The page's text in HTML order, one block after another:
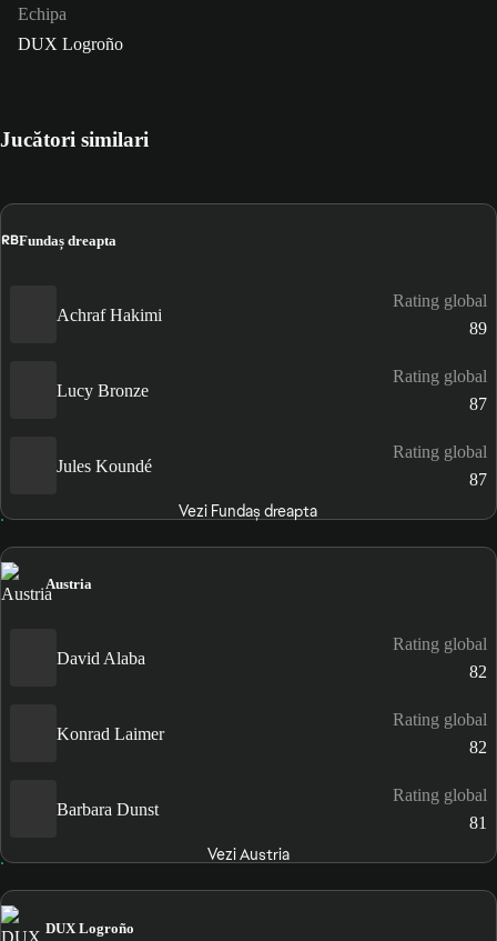
Echipa
DUX Logroño
Jucători similari
RBFundaș dreapta
Achraf Hakimi
Rating global
89
Lucy Bronze
Rating global
87
Jules Koundé
Rating global
87
Vezi Fundaș dreapta
Austria
David Alaba
Rating global
82
Konrad Laimer
Rating global
82
Barbara Dunst
Rating global
81
Vezi Austria
DUX Logroño